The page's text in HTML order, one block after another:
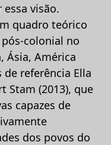
visão.
quadro teórico
colonial no
Ásia, América
referência Ella
Stam (2013), que
capazes de
dos povos do